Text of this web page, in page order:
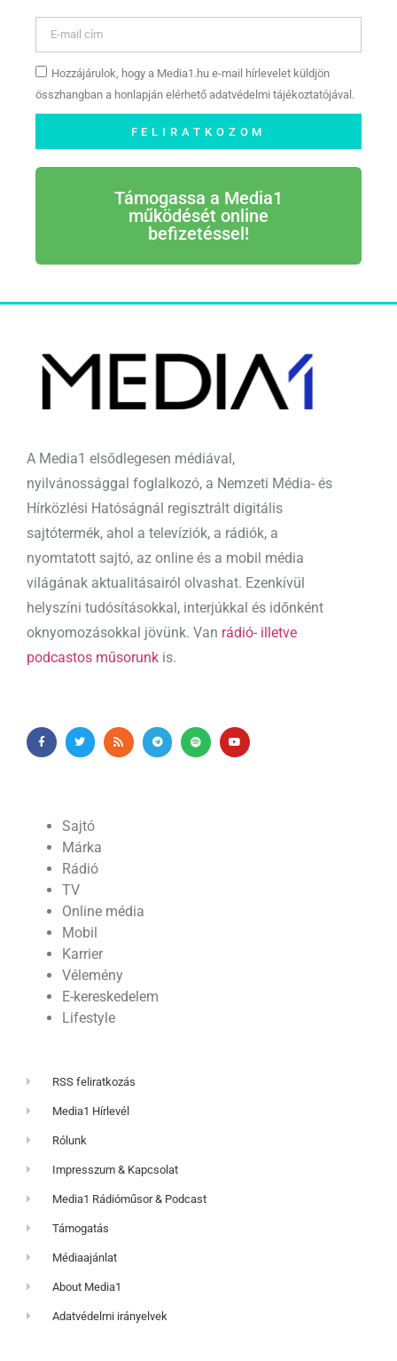
Hozzájárulok, hogy a Media1.hu e-mail hírlevelet küldjön
összhangban a honlapján elérhető adatvédelmi tájékoztatójával.
FELIRATKOZOM
Támogassa a Media1
működését online
befizetéssel!
A Media1 elsődlegesen médiával,
nyilvánossággal foglalkozó, a Nemzeti Média- és
Hírközlési Hatóságnál regisztrált digitális
sajtótermék, ahol a televíziók, a rádiók, a
nyomtatott sajtó, az online és a mobil média
világának aktualitásairól olvashat. Ezenkívül
helyszíni tudósításokkal, interjúkkal és időnként
oknyomozásokkal jövünk. Van rádió- illetve
podcastos műsorunk is.
Sajtó
Márka
Rádió
TV
Online média
Mobil
Karrier
Vélemény
E-kereskedelem
Lifestyle
RSS feliratkozás
Media1 Hírlevél
Rólunk
Impresszum & Kapcsolat
Media1 Rádióműsor & Podcast
Támogatás
Médiaajánlat
About Media1
Adatvédelmi irányelvek